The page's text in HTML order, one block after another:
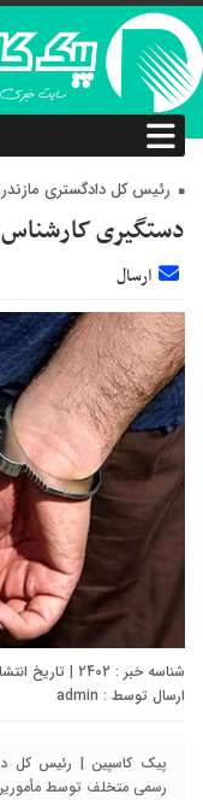
رئیس‌ کل دادگستری
دستگیری
ارسال
شناسه خبر : 2402 | تاریخ انتشار : 31 شهریور 1404 - 15:30 | تعداد دیدگاه :
ارسال توسط : admin
پیک کاسپین | رئیس‌ کل
رسمی متخلف توسط